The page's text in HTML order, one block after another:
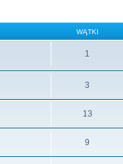
WĄTKI
1
3
13
9